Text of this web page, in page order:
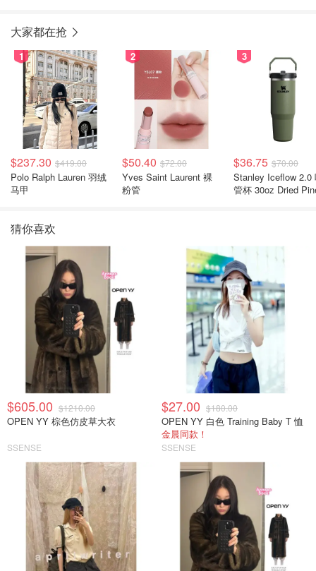
大家都在抢
1
$237.30 $419.00
Polo Ralph Lauren 羽绒
马甲
2
$50.40 $72.00
Yves Saint Laurent 裸
粉管
3
$36.75 $70.00
Stanley Iceflow 2.0 吸
管杯 30oz Dried
猜你喜欢
$605.00 $1210.00
OPEN YY 棕色仿皮草大衣
SSENSE
$27.00 $180.00
OPEN YY 白色 Training Baby T 恤
金晨同款！
SSENSE